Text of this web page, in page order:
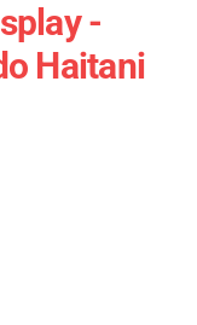
-
Haitani